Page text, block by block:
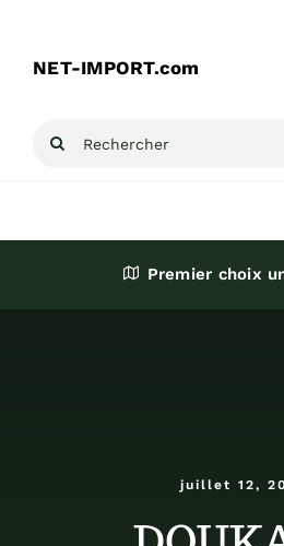
contenu
NET-IMPORT.com
Rechercher:
Premier choix
juillet 12,